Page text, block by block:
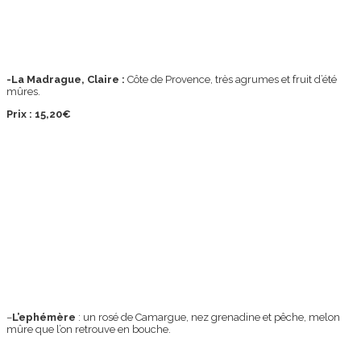
-La Madrague, Claire : Côte de Provence, très agrumes et fruit d’été
mûres.
Prix : 15,20€
–L’ephémère : un rosé de Camargue, nez grenadine et pêche, melon
mûre que l’on retrouve en bouche.